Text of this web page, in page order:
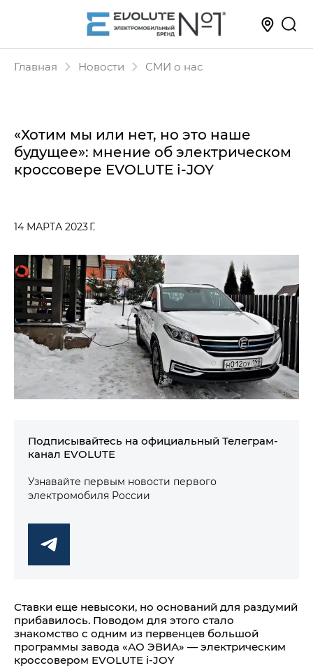
Главная Новости СМИ о нас
«Хотим мы или нет, но это наше
будущее»: мнение об электрическом
кроссовере EVOLUTE i‑JOY
14 МАРТА 2023 Г.
Подписывайтесь на официальный Телеграм-
канал EVOLUTE
Узнавайте первым новости первого
электромобиля России
Ставки еще невысоки, но оснований для раздумий
прибавилось. Поводом для этого стало
знакомство с одним из первенцев большой
программы завода «АО ЭВИА» — электрическим
кроссовером EVOLUTE i‑JOY